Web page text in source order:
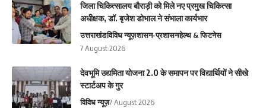
जिला चिकित्सालय बौराड़ी को मिले नए प्रमुख चिकित्सा
अधीक्षक, डॉ. बृजेश डोभाल ने संभाला कार्यभार
उत्तराखंडविविध न्यूज़शासन-प्रशासनहेल्थ & फिटनेस
7 August 2026
देवभूमि उद्यमिता योजना 2.0 के समापन पर विद्यार्थियों ने सीखे
स्टार्टअप के गुर
विविध न्यूज़7 August 2026